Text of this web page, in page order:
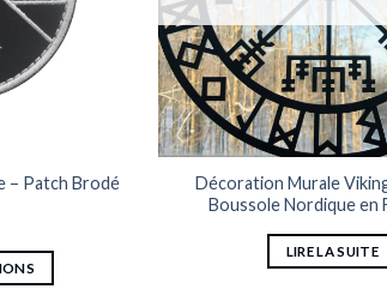
– Patch Brodé
Décoration Murale
Boussole Nordique en
LIRE LA SUITE